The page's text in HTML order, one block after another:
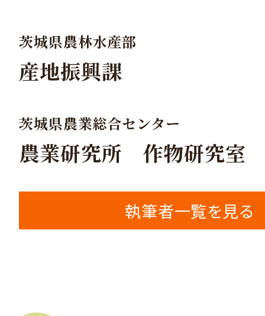
茨城県農林水産部
産地振興課
茨城県農業総合センター
農業研究所 作物研究室
執筆者一覧を見る